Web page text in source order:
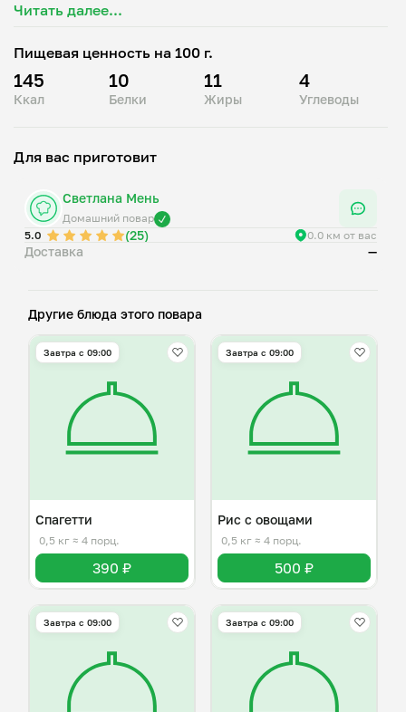
Читать далее...
Пищевая ценность на 100 г.
145
Ккал
10
Белки
11
Жиры
4
Углеводы
Для вас приготовит
Светлана Мень
Домашний повар
5.0
(25) 0.0 км от вас
Доставка —
Другие блюда этого повара
Завтра c 09:00
Спагетти
0,5 кг ≈ 4 порц.
390 ₽
Завтра c 09:00
Рис с овощами
0,5 кг ≈ 4 порц.
500 ₽
Завтра c 09:00 Завтра c 09:00